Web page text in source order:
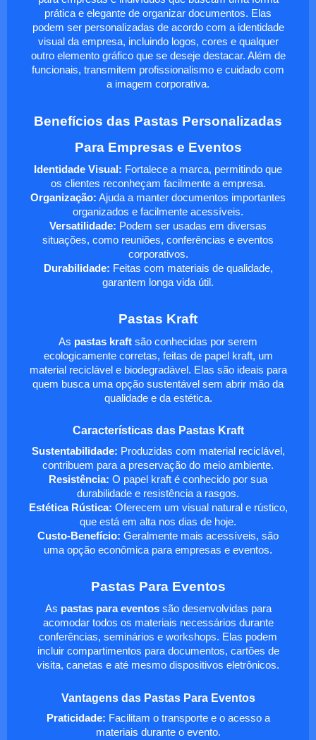
prática e elegante de organizar documentos. Elas
podem ser personalizadas de acordo com a identidade
visual da empresa, incluindo logos, cores e qualquer
outro elemento gráfico que se deseje destacar. Além de
funcionais, transmitem profissionalismo e cuidado com
a imagem corporativa.
Benefícios das Pastas Personalizadas
Para Empresas e Eventos
Identidade Visual: Fortalece a marca, permitindo que
os clientes reconheçam facilmente a empresa.
Organização: Ajuda a manter documentos importantes
organizados e facilmente acessíveis.
Versatilidade: Podem ser usadas em diversas
situações, como reuniões, conferências e eventos
corporativos.
Durabilidade: Feitas com materiais de qualidade,
garantem longa vida útil.
Pastas Kraft
As pastas kraft são conhecidas por serem
ecologicamente corretas, feitas de papel kraft, um
material reciclável e biodegradável. Elas são ideais para
quem busca uma opção sustentável sem abrir mão da
qualidade e da estética.
Características das Pastas Kraft
Sustentabilidade: Produzidas com material reciclável,
contribuem para a preservação do meio ambiente.
Resistência: O papel kraft é conhecido por sua
durabilidade e resistência a rasgos.
Estética Rústica: Oferecem um visual natural e rústico,
que está em alta nos dias de hoje.
Custo-Benefício: Geralmente mais acessíveis, são
uma opção econômica para empresas e eventos.
Pastas Para Eventos
As pastas para eventossão desenvolvidas para
acomodar todos os materiais necessários durante
conferências, seminários e workshops. Elas podem
incluir compartimentos para documentos, cartões de
visita, canetas e até mesmo dispositivos eletrônicos.
Vantagens das Pastas Para Eventos
Praticidade: Facilitam o transporte e o acesso a
materiais durante o evento.